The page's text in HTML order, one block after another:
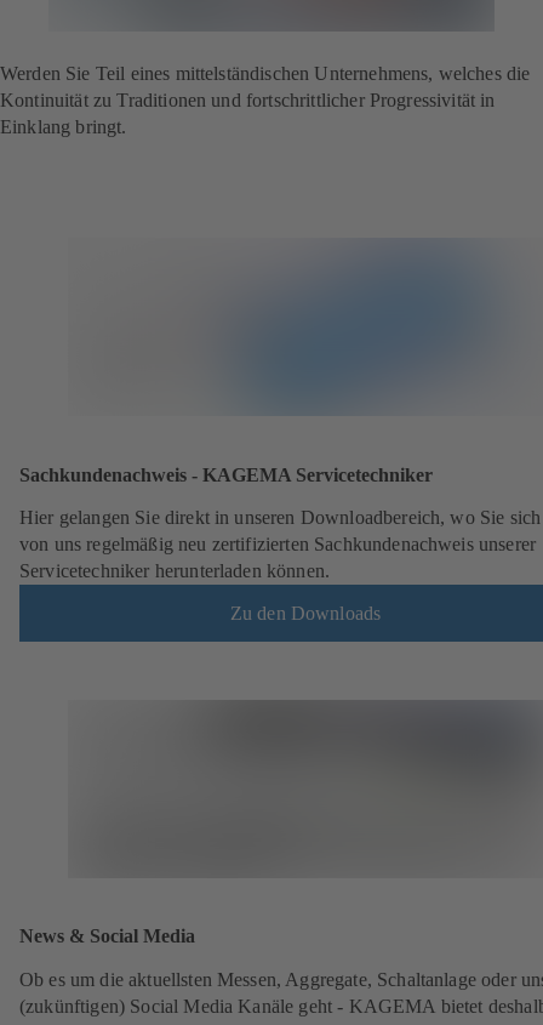
Werden Sie Teil eines mittelständischen Unternehmens, welches die
Kontinuität zu Traditionen und fortschrittlicher Progressivität in
Einklang bringt.
Sachkundenachweis - KAGEMA Servicetechniker
Hier gelangen Sie direkt in unseren Downloadbereich, wo Sie
von uns regelmäßig neu zertifizierten Sachkundenachweis unserer
Servicetechniker herunterladen können.
Zu den Downloads
News & Social Media
Ob es um die aktuellsten Messen, Aggregate, Schaltanlage oder
(zukünftigen) Social Media Kanäle geht - KAGEMA bietet